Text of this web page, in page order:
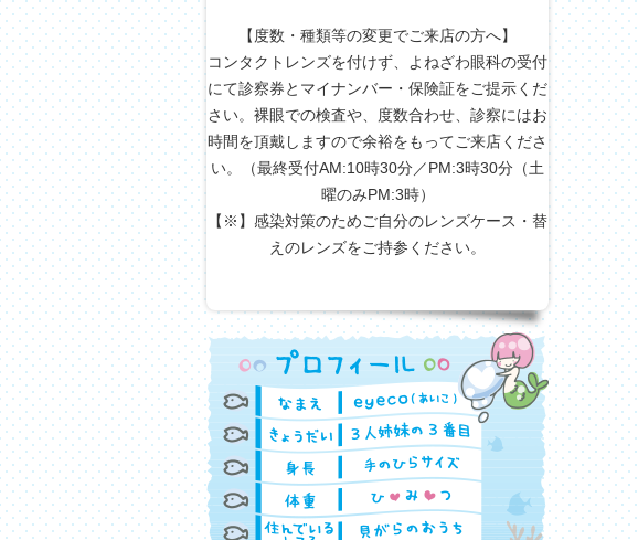
【度数・種類等の変更でご来店の方へ】
コンタクトレンズを付けず、よねざわ眼科の受付
にて診察券とマイナンバー・保険証をご提示くだ
さい。裸眼での検査や、度数合わせ、診察にはお
時間を頂戴しますので余裕をもってご来店くださ
い。（最終受付AM:10時30分／PM:3時30分（土
曜のみPM:3時）
【※】感染対策のためご自分のレンズケース・替
えのレンズをご持参ください。